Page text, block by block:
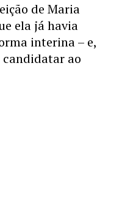
de Maria
ela já havia
interina – e,
ao